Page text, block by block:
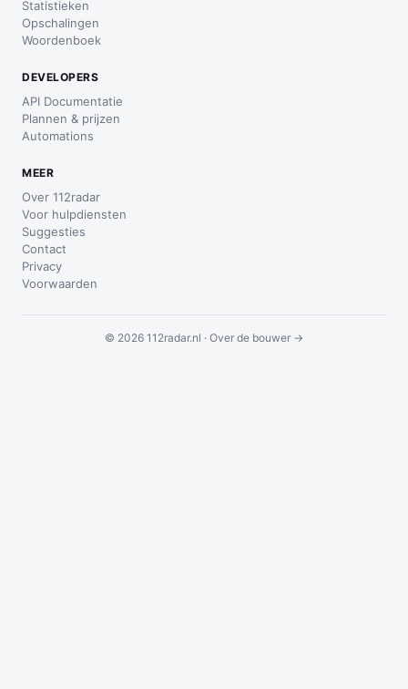
Statistieken
Opschalingen
Woordenboek
DEVELOPERS
API Documentatie
Plannen & prijzen
Automations
MEER
Over 112radar
Voor hulpdiensten
Suggesties
Contact
Privacy
Voorwaarden
© 2026 112radar.nl · Over de bouwer →